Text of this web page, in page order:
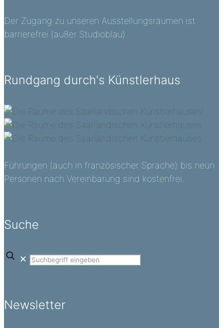
Der Zugang zu unseren Ausstellungsräumen ist
barrierefrei (außer Studioblau).
Rundgang durch's Künstlerhaus
Führungen (auch in französischer Sprache) bis neun
Personen nach Vereinbarung sind kostenfrei.
Suche
✕
Newsletter